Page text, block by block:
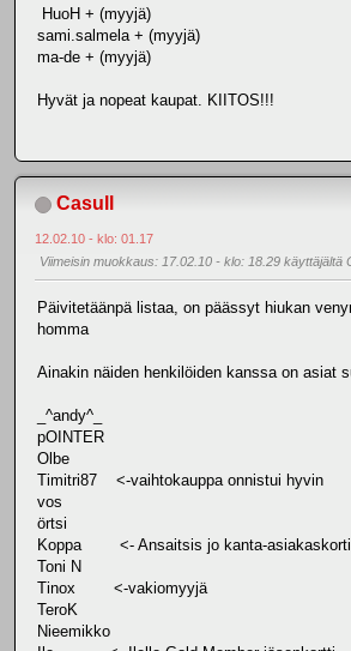
HuoH + (myyjä)
sami.salmela + (myyjä)
ma-de + (myyjä)
Hyvät ja nopeat kaupat. KIITOS!!!
Casull
12.02.10 - klo: 01.17
Viimeisin muokkaus: 17.02.10 - klo: 18.29 käyttäjältä
Päivitetäänpä listaa, on päässyt hiukan
homma
Ainakin näiden henkilöiden kanssa on asiat
_^andy^_
pOINTER
Olbe
Timitri87 <-vaihtokauppa onnistui hyvin
vos
örtsi
Koppa <- Ansaitsis jo kanta-
Toni N
Tinox <-vakiomyyjä
TeroK
Nieemikko